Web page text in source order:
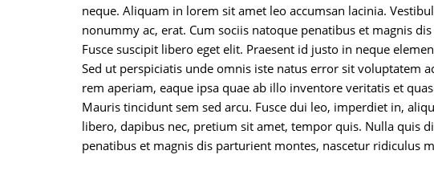
neque. Aliquam in lorem sit amet leo accumsan lacinia.
nonummy ac, erat. Cum sociis natoque penatibus et magnis
Fusce suscipit libero eget elit. Praesent id justo in neque
Sed ut perspiciatis unde omnis iste natus error sit voluptatem
rem aperiam, eaque ipsa quae ab illo inventore veritatis et
Mauris tincidunt sem sed arcu. Fusce dui leo, imperdiet in,
libero, dapibus nec, pretium sit amet, tempor quis. Nulla quis
penatibus et magnis dis parturient montes, nascetur ridiculus